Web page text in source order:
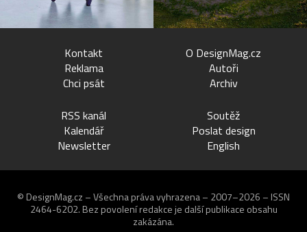
Kontakt
Reklama
Chci psát
O DesignMag.cz
Autoři
Archiv
RSS kanál
Kalendář
Newsletter
Soutěž
Poslat design
English
© DesignMag.cz – Všechna práva vyhrazena – 2007–2026 – ISSN
2464-6202. Bez povolení redakce je další publikace obsahu
zakázána.